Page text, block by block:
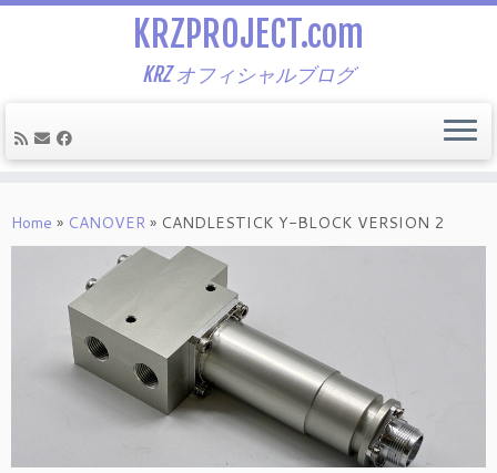
to
content
KRZPROJECT.com
KRZ オフィシャルブログ
Home » CANOVER » CANDLESTICK Y-BLOCK VERSION 2